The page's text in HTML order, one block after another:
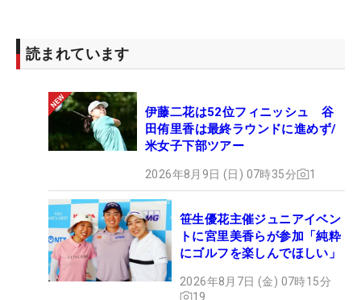
読まれています
伊藤二花は52位フィニッシュ 谷
田侑里香は最終ラウンドに進めず/
米女子下部ツアー
2026年8月9日 (日) 07時35分 1
笹生優花主催ジュニアイベン
トに宮里美香らが参加「純粋
にゴルフを楽しんでほしい」
2026年8月7日 (金) 07時15分
19